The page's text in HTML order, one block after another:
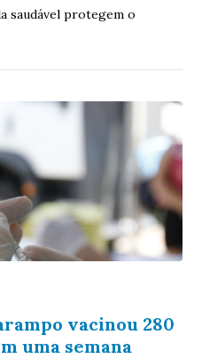
saudável protegem o
vacinou 280
uma semana